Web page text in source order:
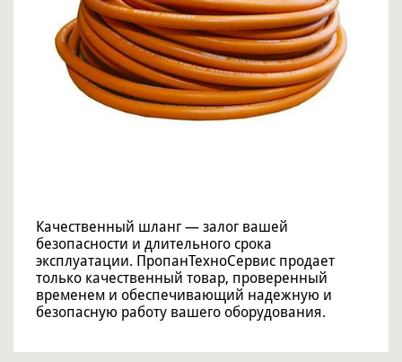
Качественный шланг — залог вашей
безопасности и длительного срока
эксплуатации. ПропанТехноСервис продает
только качественный товар, проверенный
временем и обеспечивающий надежную и
безопасную работу вашего оборудования.